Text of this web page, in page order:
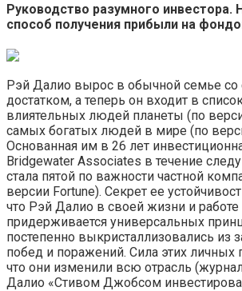
Руководство разумного
способ получения прибыли на
Рэй Далио вырос в обычной семье со
достатком, а теперь он входит в
влиятельных людей планеты (по
самых богатых людей в мире (по
Основанная им в 26 лет
Bridgewater Associates в течение
стала пятой по важности частной
версии Fortune). Секрет ее
что Рэй Далио в своей жизни и работе
придерживается универсальных
постепенно выкристаллизовались из
побед и поражений. Сила этих личных
что они изменили всю отрасль
Далио «Стивом Джобсом